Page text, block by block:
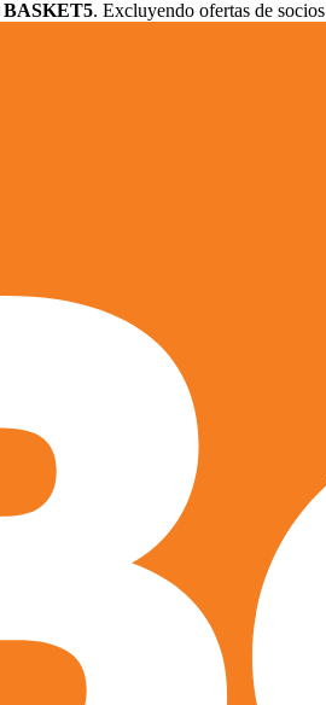
BASKET5. Excluyendo ofertas de socios